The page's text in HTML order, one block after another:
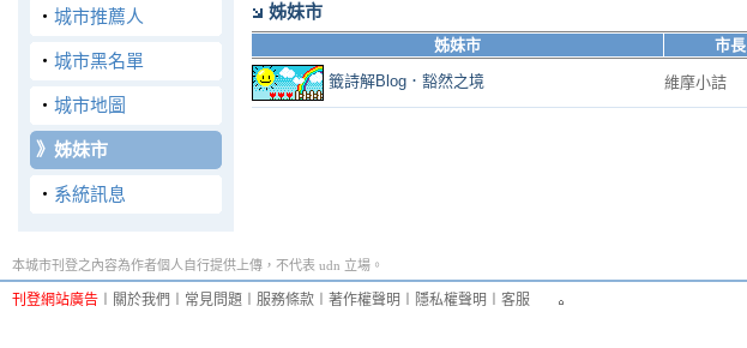
‧ 城市推薦人
‧ 城市黑名單
‧ 城市地圖
》 姊妹市
‧ 系統訊息
姊妹市
姊妹市 市長
籤詩解Blog．豁然之境 維摩小詰
本城市刊登之內容為作者個人自行提供上傳，不代表 udn 立場。
刊登網站廣告 關於我們 常見問題 服務條款 著作權聲明 隱私權聲明 客服